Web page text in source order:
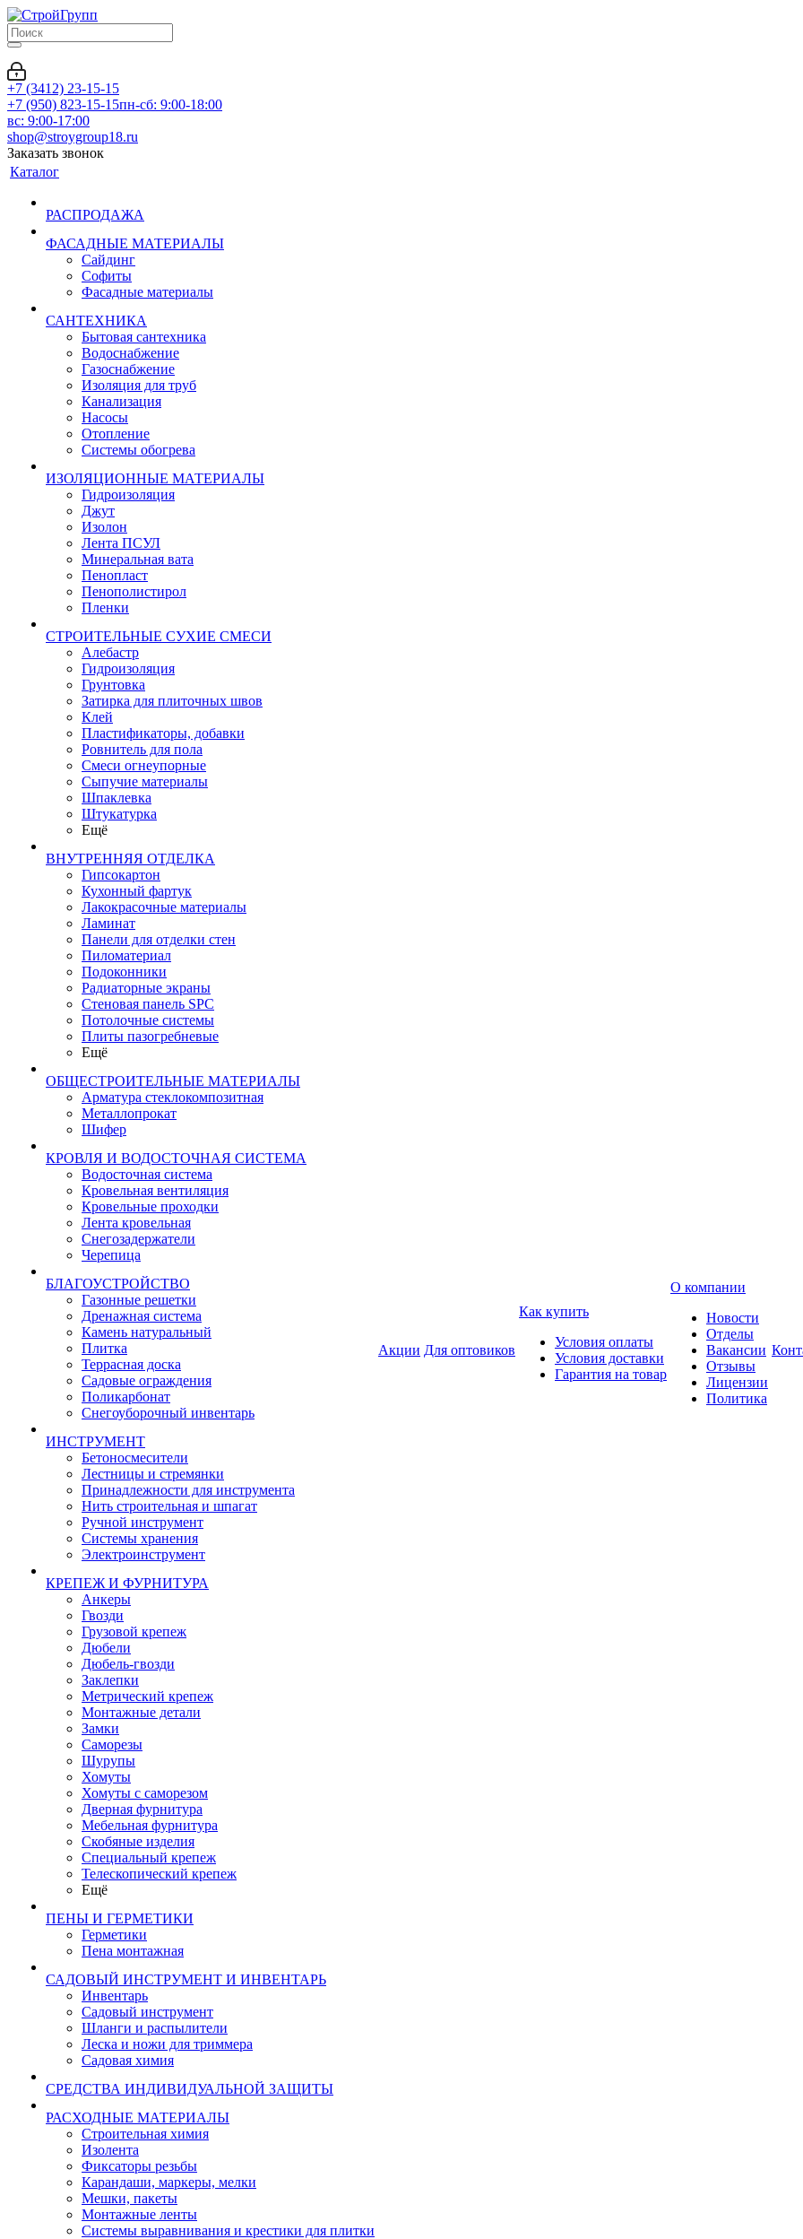
+7 (3412) 23-15-15
+7 (950) 823-15-15пн-сб: 9:00-18:00
вс: 9:00-17:00
shop@stroygroup18.ru
Заказать звонок
Каталог
РАСПРОДАЖА
ФАСАДНЫЕ МАТЕРИАЛЫ
Сайдинг
Софиты
Фасадные материалы
САНТЕХНИКА
Бытовая сантехника
Водоснабжение
Газоснабжение
Изоляция для труб
Канализация
Насосы
Отопление
Системы обогрева
ИЗОЛЯЦИОННЫЕ МАТЕРИАЛЫ
Гидроизоляция
Джут
Изолон
Лента ПСУЛ
Минеральная вата
Пенопласт
Пенополистирол
Пленки
СТРОИТЕЛЬНЫЕ СУХИЕ СМЕСИ
Алебастр
Гидроизоляция
Грунтовка
Затирка для плиточных швов
Клей
Пластификаторы, добавки
Ровнитель для пола
Смеси огнеупорные
Сыпучие материалы
Шпаклевка
Штукатурка
Ещё
ВНУТРЕННЯЯ ОТДЕЛКА
Гипсокартон
Кухонный фартук
Лакокрасочные материалы
Ламинат
Панели для отделки стен
Пиломатериал
Подоконники
Радиаторные экраны
Стеновая панель SPC
Потолочные системы
Плиты пазогребневые
Ещё
ОБЩЕСТРОИТЕЛЬНЫЕ МАТЕРИАЛЫ
Арматура стеклокомпозитная
Металлопрокат
Шифер
КРОВЛЯ И ВОДОСТОЧНАЯ СИСТЕМА
Водосточная система
Кровельная вентиляция
Кровельные проходки
Лента кровельная
Снегозадержатели
Черепица
БЛАГОУСТРОЙСТВО
Газонные решетки
Дренажная система
Камень натуральный
Плитка
Террасная доска
Садовые ограждения
Поликарбонат
Снегоуборочный инвентарь
ИНСТРУМЕНТ
Бетоносмесители
Лестницы и стремянки
Принадлежности для инструмента
Нить строительная и шпагат
Ручной инструмент
Системы хранения
Электроинструмент
КРЕПЕЖ И ФУРНИТУРА
Анкеры
Гвозди
Грузовой крепеж
Дюбели
Дюбель-гвозди
Заклепки
Метрический крепеж
Монтажные детали
Замки
Саморезы
Шурупы
Хомуты
Хомуты с саморезом
Дверная фурнитура
Мебельная фурнитура
Скобяные изделия
Специальный крепеж
Телескопический крепеж
Ещё
ПЕНЫ И ГЕРМЕТИКИ
Герметики
Пена монтажная
САДОВЫЙ ИНСТРУМЕНТ И ИНВЕНТАРЬ
Инвентарь
Садовый инструмент
Шланги и распылители
Леска и ножи для триммера
Садовая химия
СРЕДСТВА ИНДИВИДУАЛЬНОЙ ЗАЩИТЫ
РАСХОДНЫЕ МАТЕРИАЛЫ
Строительная химия
Изолента
Фиксаторы резьбы
Карандаши, маркеры, мелки
Мешки, пакеты
Монтажные ленты
Системы выравнивания и крестики для плитки
Акции Для оптовиков
Как купить
Условия оплаты
Условия доставки
Гарантия на товар
О компании
Новости
Отделы
Вакансии
Отзывы
Лицензии
Политика